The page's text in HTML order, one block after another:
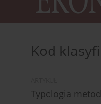
Kod
Typologia